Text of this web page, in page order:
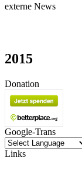
externe News
2015
Donation
Google-Trans
Links